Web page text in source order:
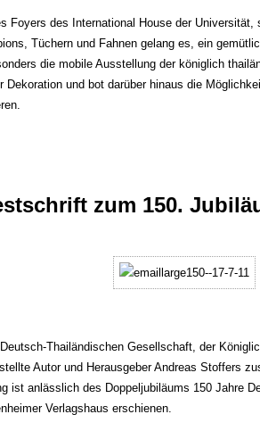
Foyers des International House der
Tüchern und Fahnen gelang es, ein
die mobile Ausstellung der königlich
und bot darüber hinaus die
zum 150.
Thailändischen Gesellschaft, der
Autor und Herausgeber Andreas Stoffers
ist anlässlich des Doppeljubiläums 150 Jahre
Verlagshaus erschienen.